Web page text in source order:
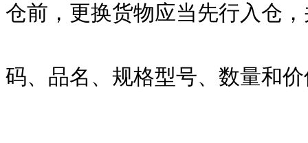
仓前，更换货物应当先行入仓
码、品名、规格型号、数量和